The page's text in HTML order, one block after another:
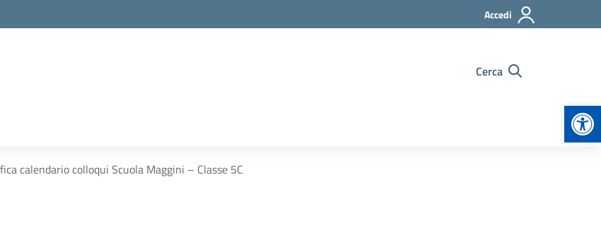
Accedi
Cerca
calendario colloqui Scuola Maggini – Classe 5C